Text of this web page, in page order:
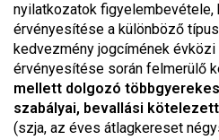
nyilatkozatok
érvényesítése a különböző
kedvezmény jogcímének
érvényesítése során felmerülő
mellett dolgozó
szabályai, bevallási
(szja, az éves átlagkereset